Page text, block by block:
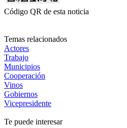
Código QR de esta noticia
Temas relacionados
Actores
Trabajo
Municipios
Cooperación
Vinos
Gobiernos
Vicepresidente
Te puede interesar